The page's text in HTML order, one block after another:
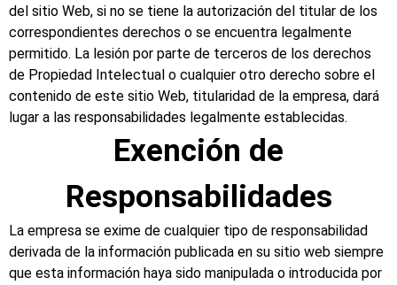
del sitio Web, si no se tiene la autorización del titular de los
correspondientes derechos o se encuentra legalmente
permitido. La lesión por parte de terceros de los derechos
de Propiedad Intelectual o cualquier otro derecho sobre el
contenido de este sitio Web, titularidad de la empresa, dará
lugar a las responsabilidades legalmente establecidas.
Exención de
Responsabilidades
La empresa se exime de cualquier tipo de responsabilidad
derivada de la información publicada en su sitio web siempre
que esta información haya sido manipulada o introducida por